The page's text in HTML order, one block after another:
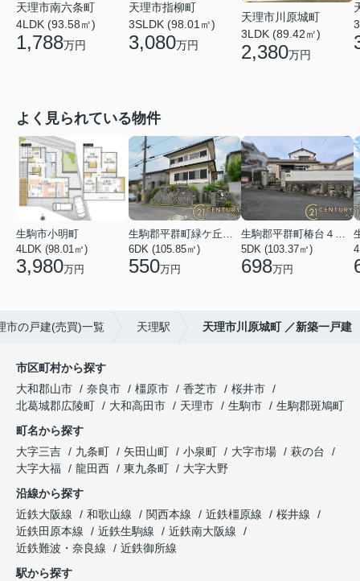
天理市南六条町
4LDK (93.58㎡)
1,788万円
天理市指柳町
3SLDK (98.01㎡)
3,080万円
天理市川原城町
3LDK (89.42㎡)
2,380万円
よく見られている物件
生駒市小明町
4LDK (98.01㎡)
3,980万円
生駒郡平群町緑ケ丘５丁目
6DK (105.85㎡)
550万円
生駒郡平群町椿台４丁目
5DK (103.37㎡)
698万円
市の戸建(売買)一覧 天理駅 天理市川原城町 ／新築一戸建
市区町村から探す
大和郡山市
奈良市 橿原市 香芝市
桜井市
北葛城郡広陵町
大和高田市 天理市 生駒市
生駒郡斑鳩町
町名から探す
大字三吉
九条町 矢田山町 小泉町 大字市場
萩の台
大字大福
龍田西 東九条町
大字大野
沿線から探す
近鉄大阪線
和歌山線 関西本線 近鉄橿原線
桜井線
近鉄田原本線
近鉄生駒線
近鉄南大阪線
近鉄難波・奈良線
近鉄御所線
駅から探す